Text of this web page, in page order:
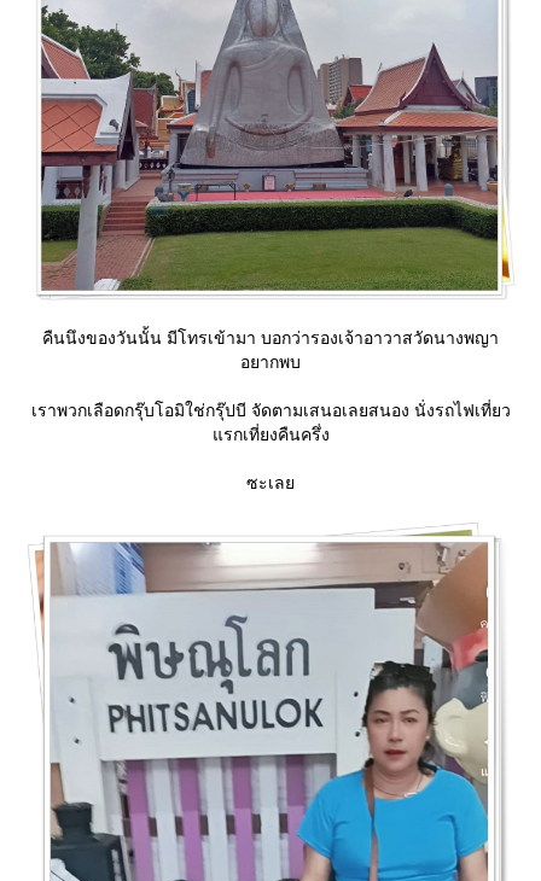
คืนนึงของวันนั้น มีโทรเข้ามา บอกว่ารองเจ้าอาวาสวัดนางพญา
อยากพบ
เราพวกเลือดกรุ๊บโอมิใช่กรุ๊ปบี จัดตามเสนอเลยสนอง นั่งรถไฟเที่ยว
รกเที่ยงคืนครึ่ง
ซะเล